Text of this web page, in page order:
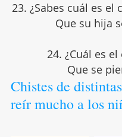
23. ¿Sabes cuál es
Que su hija
24. ¿Cuál es
Que se
Chistes de
reír mucho a los